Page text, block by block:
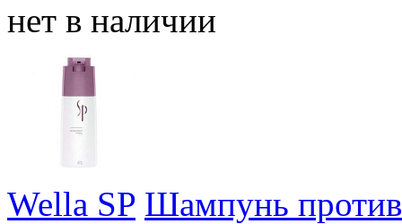
нет в наличии
Wella SP Шампунь против